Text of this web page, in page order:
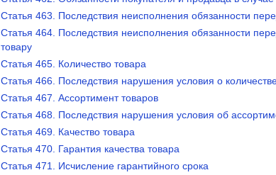
Статья 463. Последствия неисполнения обязанности
Статья 464. Последствия неисполнения обязанности
товару
Статья 465. Количество товара
Статья 466. Последствия нарушения условия о
Статья 467. Ассортимент товаров
Статья 468. Последствия нарушения условия об
Статья 469. Качество товара
Статья 470. Гарантия качества товара
Статья 471. Исчисление гарантийного срока